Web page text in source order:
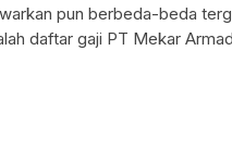
pun berbeda-beda
daftar gaji PT Mekar